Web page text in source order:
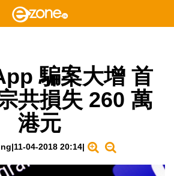
騙案大增 首
共損失 260 萬
港元
|11-04-2018 20:14|